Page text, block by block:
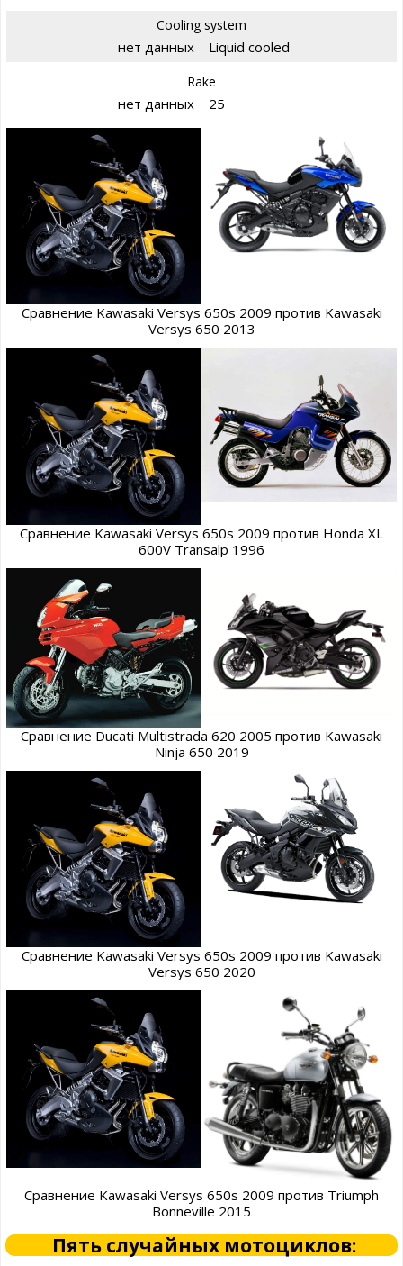
Cooling system
нет данных Liquid cooled
Rake
нет данных 25
Сравнение Kawasaki Versys 650s 2009 против Kawasaki
Versys 650 2013
Сравнение Kawasaki Versys 650s 2009 против Honda XL
600V Transalp 1996
Сравнение Ducati Multistrada 620 2005 против Kawasaki
Ninja 650 2019
Сравнение Kawasaki Versys 650s 2009 против Kawasaki
Versys 650 2020
Сравнение Kawasaki Versys 650s 2009 против Triumph
Bonneville 2015
Пять случайных мотоциклов: